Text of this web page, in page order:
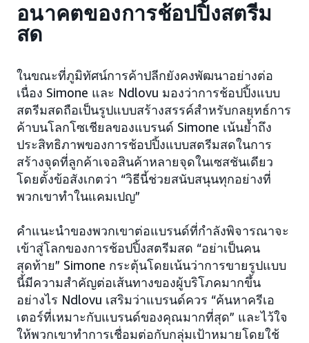
อนาคตของการช้อปปิ้งสตรีม
สด
ในขณะที่ภูมิทัศน์การค้าปลีกยังคงพัฒนาอย่างต่อ
เนื่อง Simone และ Ndlovu มองว่าการช้อปปิ้งแบบ
สตรีมสดถือเป็นรูปแบบสร้างสรรค์สำหรับกลยุทธ์การ
ค้าบนโลกโซเชียลของแบรนด์ Simone เน้นย้ำถึง
ประสิทธิภาพของการช้อปปิ้งแบบสตรีมสดในการ
สร้างจุดที่ลูกค้าเจอสินค้าหลายจุดในเซสชันเดียว
โดยตั้งข้อสังเกตว่า “วิธีนี้ช่วยสนับสนุนทุกอย่างที่
พวกเขาทำในแคมเปญ”
คำแนะนำของพวกเขาต่อแบรนด์ที่กำลังพิจารณาจะ
เข้าสู่โลกของการช้อปปิ้งสตรีมสด “อย่าเป็นคน
สุดท้าย” Simone กระตุ้นโดยเน้นว่าการขายรูปแบบ
นี้มีความสำคัญต่อเส้นทางของผู้บริโภคมากขึ้น
อย่างไร Ndlovu เสริมว่าแบรนด์ควร “ค้นหาครีเอ
เตอร์ที่เหมาะกับแบรนด์ของคุณมากที่สุด” และไว้ใจ
ให้พวกเขาทำการเชื่อมต่อกับกลุ่มเป้าหมายโดยใช้